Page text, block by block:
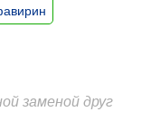
заменой друг